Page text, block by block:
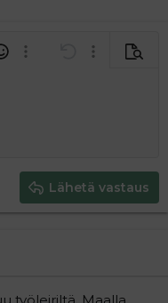
Laajennettuun
Kumoa
Lähetä vastaus
työleiriltä. Maalla